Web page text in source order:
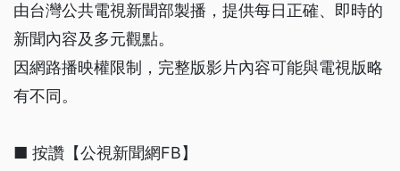
由台灣公共電視新聞部製播，提供每日正確、即時的
新聞內容及多元觀點。
因網路播映權限制，完整版影片內容可能與電視版略
有不同。
■ 按讚【公視新聞網FB】